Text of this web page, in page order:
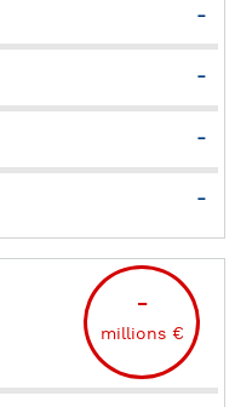
-
-
-
-
-
millions €